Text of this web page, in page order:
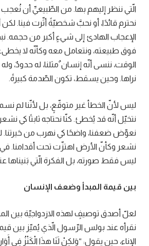
الّتي ننظر إليهم بها. من الطّبيعيِّ أن
نحترم قائدًا، أو نحبَّ شخصيّةً أثّرت فينا. لكن
الإعجاب الهادئ إلى شيءٍ أكبر من حجمه.
فوق طبيعته، ونتعامل معه وكأنّه لا
الوقت، ننسى أنّه إنسان ٌمثلنا، له حدودٌ،
نراها. وحين يسقط، تكون الصّدمة كبيرةً.
ليس لأنّ الخطأ غير متوقّعٍ، بل لأنّنا لم
نتخيّل أنّه قد يُخطئ. كنّا نحتاجه ثابتًا كي
نعوِّض ضعفنا، واضحًا كي نهرب من حَيرتنا.
نشعر وكأنّ الأرض اهتزّت تحت أقدامنا. في
ليس فقط صورته، بل الفكرة الّتي بَنيناها
بين قيمة المبدأ وضعف الإنسان
لعلّ أصدق توصيفٍ لهذه الازدواجيّة بين
نقرأه عند بولس الرّسول الّذي يُميّز بين
الإناء، حين يقول: “وَلكِنْ لَنَا هذَا الْكَنْزُ فِي